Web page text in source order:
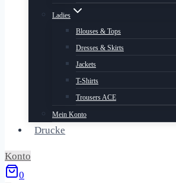
Ladies
Blouses & Tops
Dresses & Skirts
Jackets
T-Shirts
Trousers ACE
Mein Konto
Drucke
Konto
0